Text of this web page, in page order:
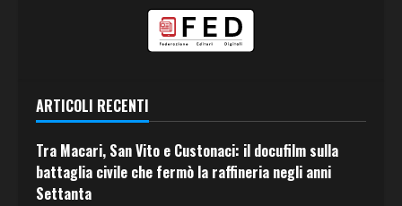
ARTICOLI RECENTI
Tra Macari, San Vito e Custonaci: il docufilm sulla
battaglia civile che fermò la raffineria negli anni
Settanta